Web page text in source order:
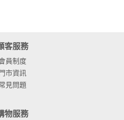
客服務
員制度
市資訊
見問題
物服務